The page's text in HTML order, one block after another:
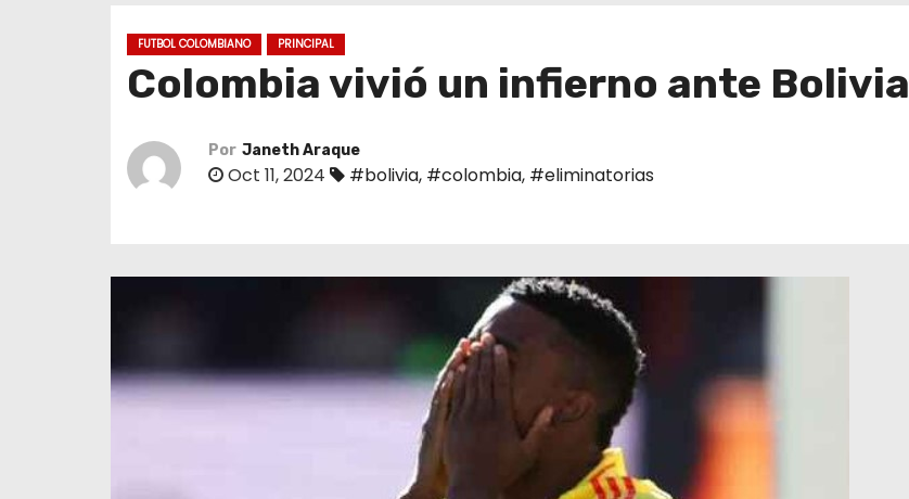
FUTBOL COLOMBIANO PRINCIPAL
Colombia vivió un infierno ante Bolivia
Por Janeth Araque
Oct 11, 2024 #bolivia, #colombia, #eliminatorias